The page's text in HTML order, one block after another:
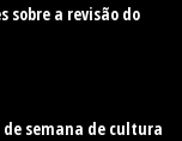
sobre a revisão do
semana de cultura